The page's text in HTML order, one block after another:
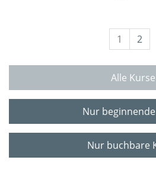
1 2
Alle Kurse
Nur
Nur buchbare